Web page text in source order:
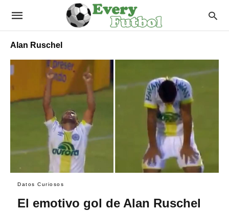
Alan Ruschel
Datos Curiosos
El emotivo gol de Alan Ruschel